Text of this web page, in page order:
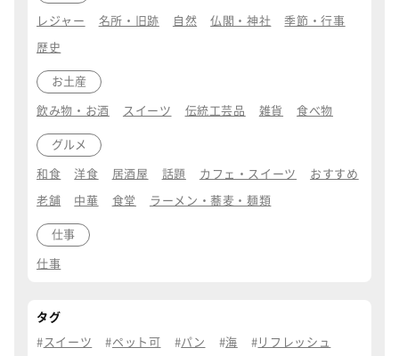
レジャー 名所・旧跡 自然 仏閣・神社 季節・行事
歴史
お土産
飲み物・お酒 スイーツ 伝統工芸品 雑貨 食べ物
グルメ
和食 洋食 居酒屋 話題 カフェ・スイーツ おすすめ
老舗 中華 食堂 ラーメン・蕎麦・麺類
仕事
仕事
タグ
スイーツ ペット可 パン 海 リフレッシュ